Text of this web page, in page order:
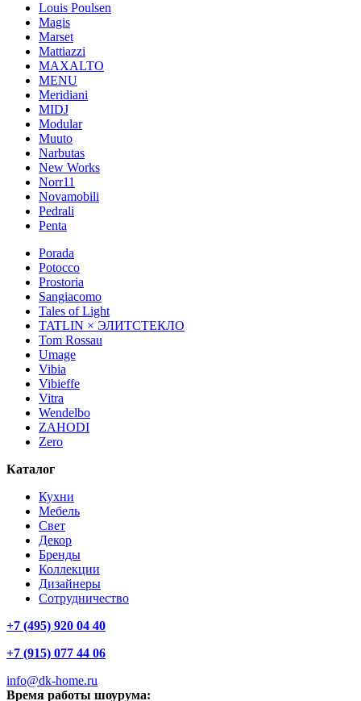
Louis Poulsen
Magis
Marset
Mattiazzi
MAXALTO
MENU
Meridiani
MIDJ
Modular
Muuto
Narbutas
New Works
Norr11
Novamobili
Pedrali
Penta
Porada
Potocco
Prostoria
Sangiacomo
Tales of Light
TATLIN × ЭЛИТСТЕКЛО
Tom Rossau
Umage
Vibia
Vibieffe
Vitra
Wendelbo
ZAHODI
Zero
Каталог
Кухни
Мебель
Свет
Декор
Бренды
Коллекции
Дизайнеры
Сотрудничество
+7 (495) 920 04 40
+7 (915) 077 44 06
info@dk-home.ru
Время работы шоурума: